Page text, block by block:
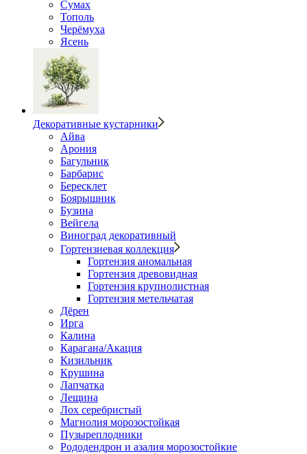
Сумах
Тополь
Черёмуха
Ясень
Декоративные кустарники
Айва
Арония
Багульник
Барбарис
Бересклет
Боярышник
Бузина
Вейгела
Виноград декоративный
Гортензиевая коллекция
Гортензия аномальная
Гортензия древовидная
Гортензия крупнолистная
Гортензия метельчатая
Дёрен
Ирга
Калина
Карагана/Акация
Кизильник
Крушина
Лапчатка
Лещина
Лох серебристый
Магнолия морозостойкая
Пузыреплодники
Рододендрон и азалия морозостойкие